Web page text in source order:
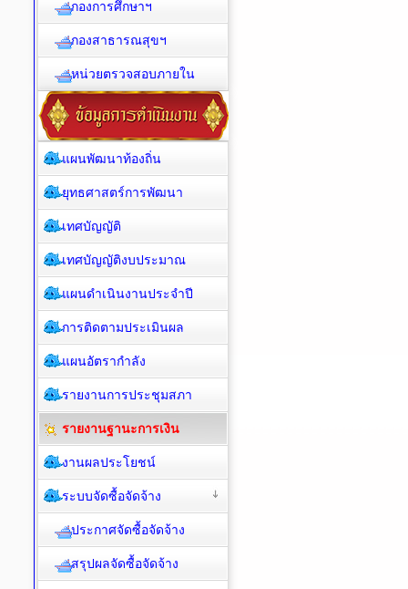
กองการศึกษาฯ
กองสาธารณสุขฯ
หน่วยตรวจสอบภายใน
แผนพัฒนาท้องถิ่น
ยุทธศาสตร์การพัฒนา
เทศบัญญัติ
เทศบัญญัติงบประมาณ
แผนดำเนินงานประจำปี
การติดตามประเมินผล
แผนอัตรากำลัง
รายงานการประชุมสภา
รายงานฐานะการเงิน
งานผลประโยชน์
ระบบจัดซื้อจัดจ้าง
ประกาศจัดซื้อจัดจ้าง
สรุปผลจัดซื้อจัดจ้าง